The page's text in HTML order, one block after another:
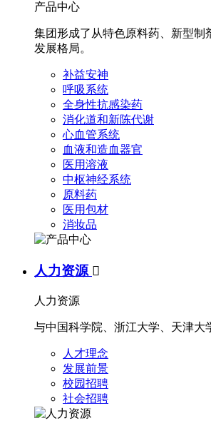
产品中心
集团形成了从特色原料药、新型
发展格局。
补益安神
呼吸系统
全身性抗感染药
消化道和新陈代谢
心血管系统
血液和造血器官
医用溶液
中枢神经系统
原料药
医用包材
消妆品
人力资源 
人力资源
与中国科学院、浙江大学、天津大
人才理念
发展前景
校园招聘
社会招聘